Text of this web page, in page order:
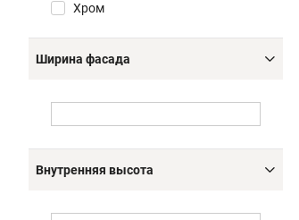
Хром
Ширина фасада
Внутренняя высота